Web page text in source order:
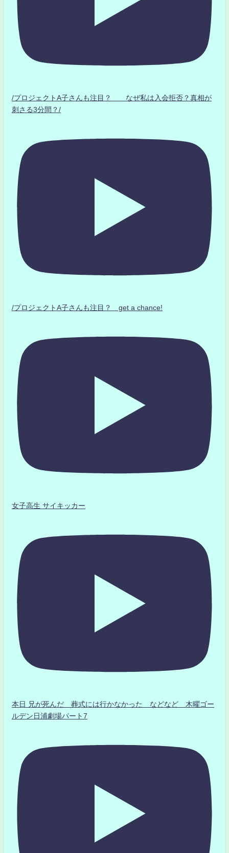
/プロジェクトA子さんも注目？ なぜ私は入会拒否？真相が
刺さる3分間？/
/プロジェクトA子さんも注目？ get a chance!
女子高生 サイキッカー
本日 兄が死んだ 葬式には行かなかった などなど 木曜ゴー
ルデン日浦劇場パート7